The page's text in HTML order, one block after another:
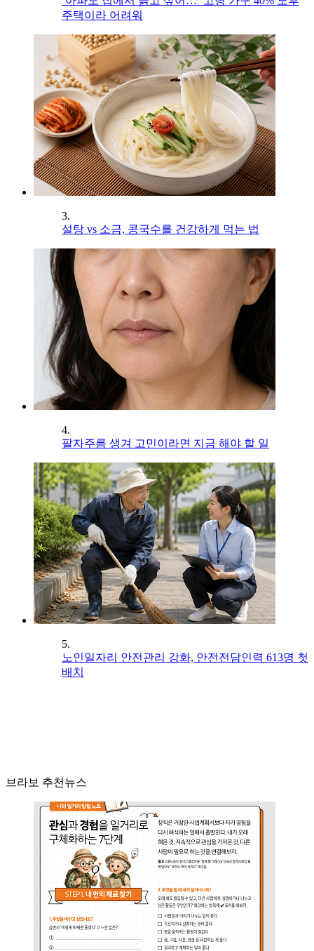
주택이라 어려워
3.
설탕 vs 소금, 콩국수를 건강하게 먹는 법
4.
팔자주름 생겨 고민이라면 지금 해야 할 일
5.
노인일자리 안전관리 강화, 안전전담인력 613명 첫
배치
브라보 추천뉴스